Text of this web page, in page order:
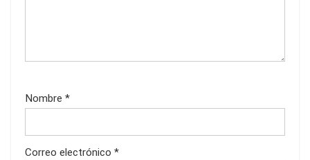
Nombre *
Correo electrónico *